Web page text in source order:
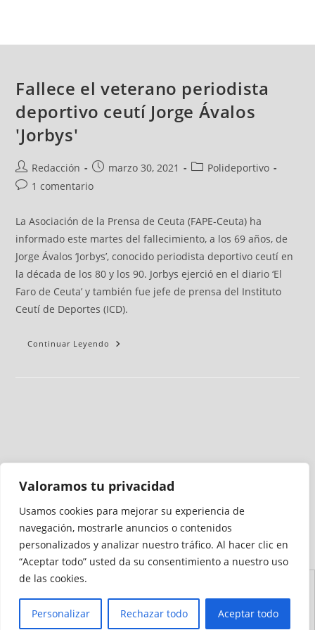
Valoramos tu privacidad
Usamos cookies para mejorar su experiencia de
navegación, mostrarle anuncios o contenidos
personalizados y analizar nuestro tráfico. Al hacer clic en
“Aceptar todo” usted da su consentimiento a nuestro uso
de las cookies.
Personalizar Rechazar todo Aceptar todo
Fallece el veterano periodista
deportivo ceutí Jorge Ávalos
'Jorbys'
Redacción marzo 30, 2021
Polideportivo
1 comentario
La Asociación de la Prensa de Ceuta (FAPE-Ceuta) ha
informado este martes del fallecimiento, a los 69 años, de
Jorge Ávalos ‘Jorbys’, conocido periodista deportivo ceutí en
la década de los 80 y los 90. Jorbys ejerció en el diario ‘El
Faro de Ceuta’ y también fue jefe de prensa del Instituto
Ceutí de Deportes (ICD).
Continuar Leyendo
Medio auditado por
Accesibilidad
Sitio
Cookies
Privacidad